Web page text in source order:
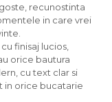
recunostinta
in care vrei
finisaj lucios,
orice bautura
cu text clar si
in orice bucatarie